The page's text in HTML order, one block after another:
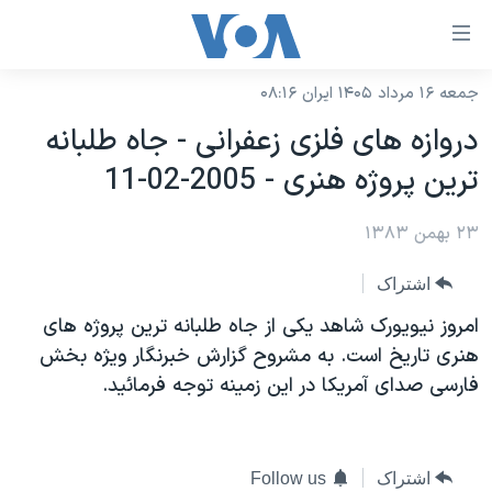
لینکهای
دسترسی
جهش
محتوای
اصلی
جهش
صفحه
اصلی
جهش
نسخه سبک وب‌سایت
موضوع ها
ایران
آمریکا
ورزشی
گزیده‌ها
ویدیوها
برنامه های تلویزیونی
جدول برنامه ها
صفحه‌های ویژه
جام جهانی ۲۰۲۶
عملیات خشم حماسی
بایگانی برنامه‌های تلویزیونی
فرکانس‌های صدای آمریکا
پخش رادیویی
جمعه ۱۶ مرداد ۱۴۰۵ ایران ۰۸:۱۶
دروازه های فلزی زعفرانی - جاه طلبانه
ترين پروژه هنری - 2005-02-11
۲۳ بهمن ۱۳۸۳
اشتراک
امروز نيويورک شاهد يکی از جاه طلبانه ترين پروژه های
هنری تاريخ است. به مشروح گزارش خبرنگار ويژه بخش
فارسی صدای آمريکا در اين زمينه توجه فرمائيد.
اشتراک Follow us